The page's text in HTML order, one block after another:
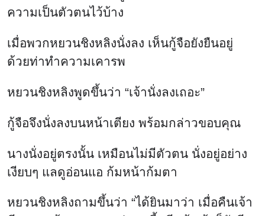
ความเป็นตัวตนไว้บ้าง
เมื่อพวกหยวนชิงหลิงนั่งลง เห็นกู้จือยังยืนอยู่
ด้วยท่าทำความเคารพ
หยวนชิงหลิงพูดขึ้นว่า “เจ้านั่งลงเถอะ”
กู้จือจึงนั่งลงบนหน้าเตียง พร้อมกล่าวขอบคุณ
นางนั่งอยู่ตรงนั้น เหมือนไม่มีตัวตน นั่งอยู่อย่าง
เงียบๆ แลดูอ่อนแอ ก้มหน้าก้มตา
หยวนชิงหลิงถามขึ้นว่า “ได้ยินมาว่า เมื่อคืนเจ้า